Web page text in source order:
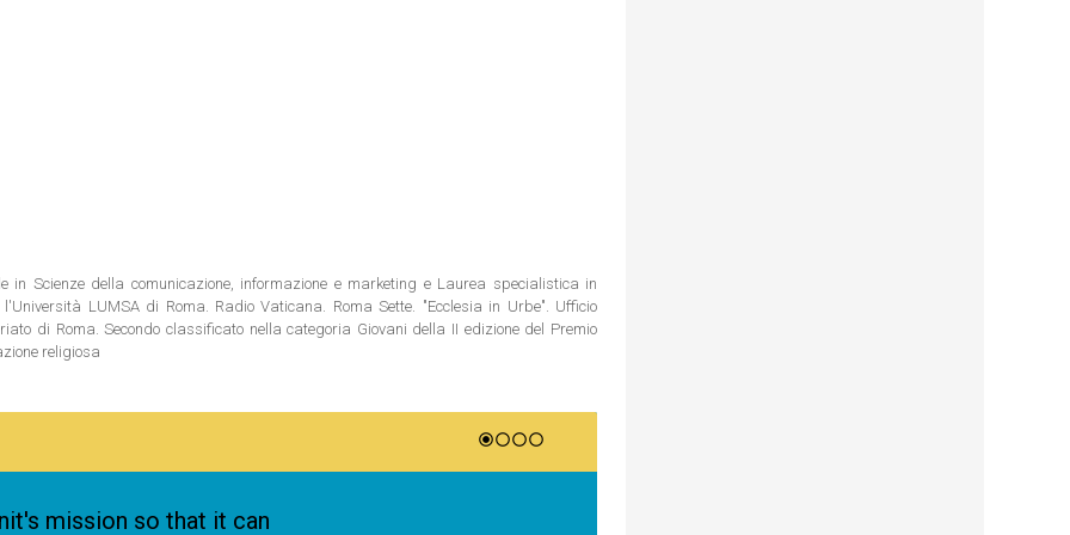
in Scienze della comunicazione, informazione e marketing e Laurea specialistica in
LUMSA di Roma. Radio Vaticana. Roma Sette. "Ecclesia in Urbe". Ufficio
di Roma. Secondo classificato nella categoria Giovani della II edizione del Premio
religiosa